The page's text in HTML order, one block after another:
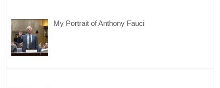
My Portrait of Anthony Fauci